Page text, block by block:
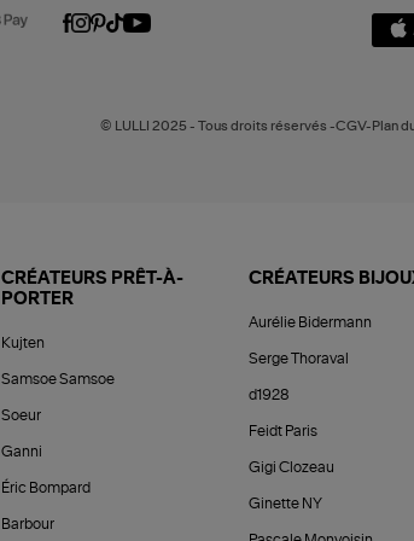
© LULLI 2025 - Tous droits réservés -CGV-Plan
CRÉATEURS PRÊT-À-
PORTER
Kujten
Samsoe Samsoe
Soeur
Ganni
Éric Bompard
Barbour
CRÉATEURS
Aurélie Bidermann
Serge Thoraval
d1928
Feidt Paris
Gigi Clozeau
Ginette NY